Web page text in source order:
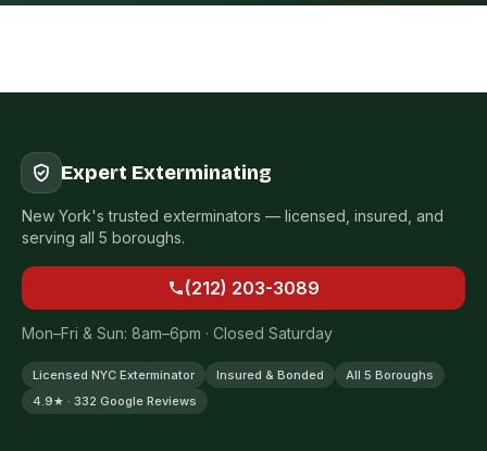
Expert Exterminating
New York's trusted exterminators — licensed, insured, and
serving all 5 boroughs.
(212) 203-3089
Mon–Fri & Sun: 8am–6pm · Closed Saturday
Licensed NYC Exterminator Insured & Bonded
All 5 Boroughs
4.9★ · 332 Google Reviews